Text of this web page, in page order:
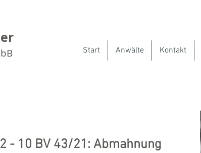
Start Anwälte Kontakt
- 10 BV 43/21: Abmahnung